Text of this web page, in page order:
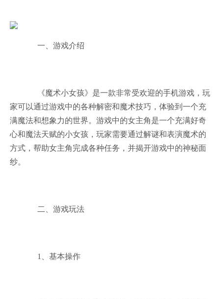
一、游戏介绍
《魔术小女孩》是一款非常受欢迎的手机游戏，玩
家可以通过游戏中的各种解密和魔术技巧，体验到一个充
满魔法和想象力的世界。游戏中的女主角是一个充满好奇
心和魔法天赋的小女孩，玩家需要通过解谜和表演魔术的
方式，帮助女主角完成各种任务，并揭开游戏中的神秘面
纱。
二、游戏玩法
1、基本操作